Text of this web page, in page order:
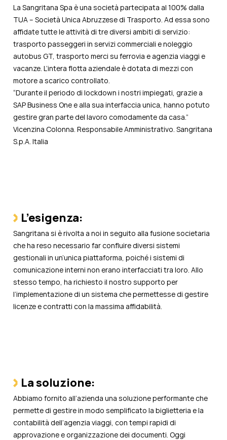
La Sangritana Spa è una società partecipata al 100% dalla
TUA – Società Unica Abruzzese di Trasporto. Ad essa sono
affidate tutte le attività di tre diversi ambiti di servizio:
trasporto passeggeri in servizi commerciali e noleggio
autobus GT, trasporto merci su ferrovia e agenzia viaggi e
vacanze. L’intera flotta aziendale è dotata di mezzi con
motore a scarico controllato.
“Durante il periodo di lockdown i nostri impiegati, grazie a
SAP Business One e alla sua interfaccia unica, hanno potuto
gestire gran parte del lavoro comodamente da casa.”
Vicenzina Colonna. Responsabile Amministrativo. Sangritana
S.p.A. Italia
L’esigenza:
Sangritana si è rivolta a noi in seguito alla fusione societaria
che ha reso necessario far confluire diversi sistemi
gestionali in un’unica piattaforma, poiché i sistemi di
comunicazione interni non erano interfacciati tra loro. Allo
stesso tempo, ha richiesto il nostro supporto per
l’implementazione di un sistema che permettesse di gestire
licenze e contratti con la massima affidabilità.
La soluzione:
Abbiamo fornito all’azienda una soluzione performante che
permette di gestire in modo semplificato la biglietteria e la
contabilità dell’agenzia viaggi, con tempi rapidi di
approvazione e organizzazione dei documenti. Oggi